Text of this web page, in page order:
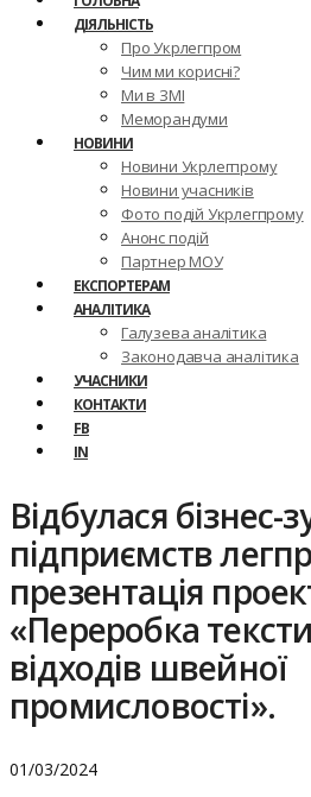
ДІЯЛЬНІСТЬ
Про Укрлегпром
Чим ми корисні?
Ми в ЗМІ
Меморандуми
НОВИНИ
Новини Укрлегпрому
Новини учасників
Фото подій Укрлегпрому
Анонс подій
Партнер МОУ
ЕКСПОРТЕРАМ
АНАЛІТИКА
Галузева аналітика
Законодавча аналітика
УЧАСНИКИ
КОНТАКТИ
FB
IN
Відбулася бізнес-
підприємств
презентація
«Переробка
відходів швейної
промисловості».
01/03/2024